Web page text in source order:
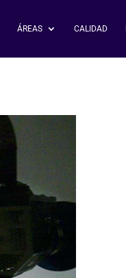
ÁREAS CALIDAD